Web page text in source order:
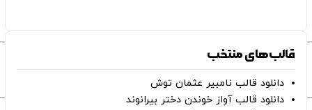
قالب‌های منتخب
دانلود قالب نامبیر عثمان ‌توش
دانلود قالب آواز خوندن دختر بیرانوند